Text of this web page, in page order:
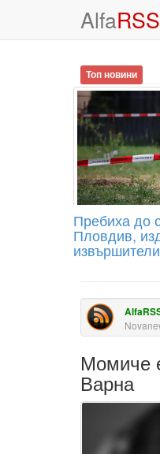
AlfaRSS
Топ новини
Пребиха до
Пловдив,
Момиче
Варна